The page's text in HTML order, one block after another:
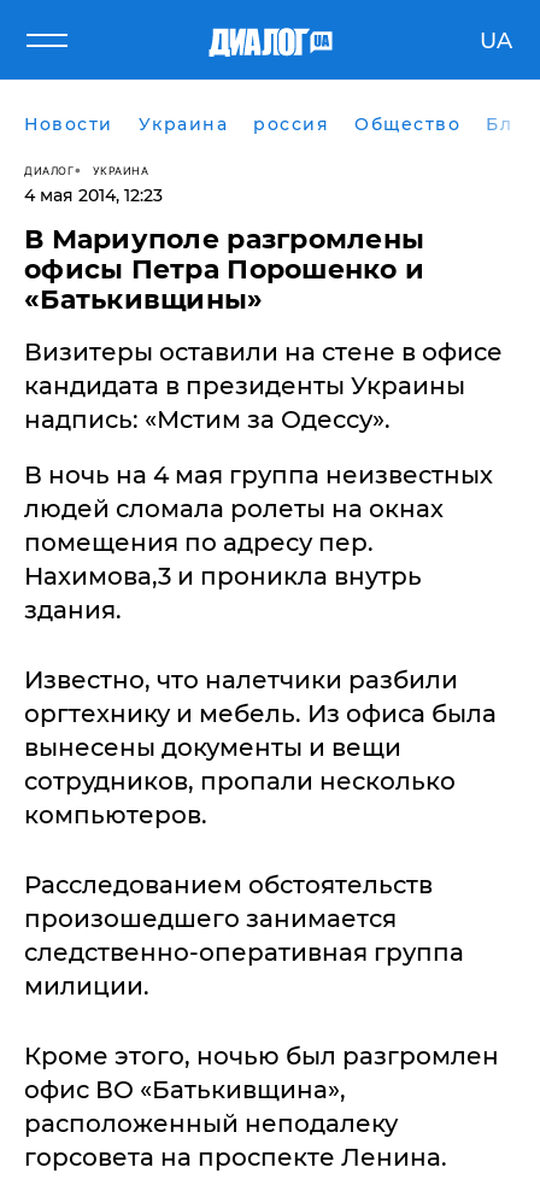
UA
Новости Украина россия Общество
ДИАЛОГ УКРАИНА
4 мая 2014, 12:23
В Мариуполе разгромлены
офисы Петра Порошенко и
«Батькивщины»
Визитеры оставили на стене в офисе
кандидата в президенты Украины
надпись: «Мстим за Одессу».
В ночь на 4 мая группа неизвестных
людей сломала ролеты на окнах
помещения по адресу пер.
Нахимова,3 и проникла внутрь
здания.
Известно, что налетчики разбили
оргтехнику и мебель. Из офиса была
вынесены документы и вещи
сотрудников, пропали несколько
компьютеров.
Расследованием обстоятельств
произошедшего занимается
следственно-оперативная группа
милиции.
Кроме этого, ночью был разгромлен
офис ВО «Батькивщина»,
расположенный неподалеку
горсовета на проспекте Ленина.